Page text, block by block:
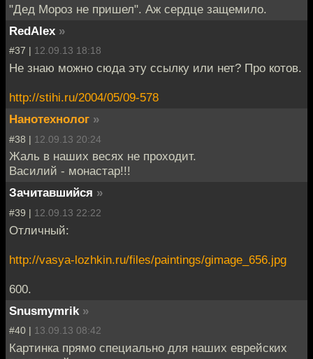
"Дед Мороз не пришел". Аж сердце защемило.
RedAlex »
#37 | 12.09.13 18:18
Не знаю можно сюда эту ссылку или нет? Про котов.
http://stihi.ru/2004/05/09-578
Нанотехнолог »
#38 | 12.09.13 20:24
Жаль в наших весях не проходит.
Василий - монастар!!!
Зачитавшийся »
#39 | 12.09.13 22:22
Отличный:
http://vasya-lozhkin.ru/files/paintings/gimage_656.jpg
600.
Snusmymrik »
#40 | 13.09.13 08:42
Картинка прямо специально для наших еврейских